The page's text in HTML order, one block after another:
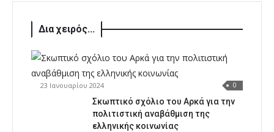
Δια χειρός...
23 Ιανουαρίου 2024 0
Σκωπτικό σχόλιο του Αρκά για την
πολιτιστική αναβάθμιση της
ελληνικής κοινωνίας